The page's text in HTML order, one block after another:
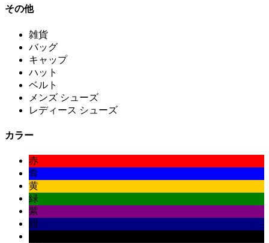
その他
雑貨
バッグ
キャップ
ハット
ベルト
メンズ シューズ
レディース シューズ
カラー
赤
青
黄
緑
紫
紺